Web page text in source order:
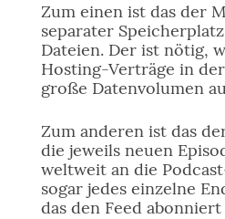
Zum einen ist das der
separater
Dateien. Der ist nötig,
Hosting-Verträge in
große Datenvolumen
Zum anderen ist das
die jeweils neuen
weltweit an die
sogar jedes einzelne
das den Feed abonniert